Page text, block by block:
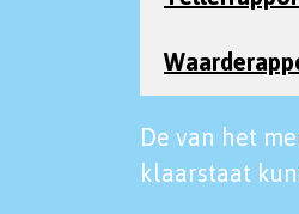
De van het
klaarstaat